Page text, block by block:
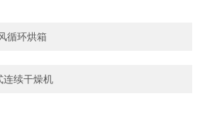
循环烘箱
连续干燥机